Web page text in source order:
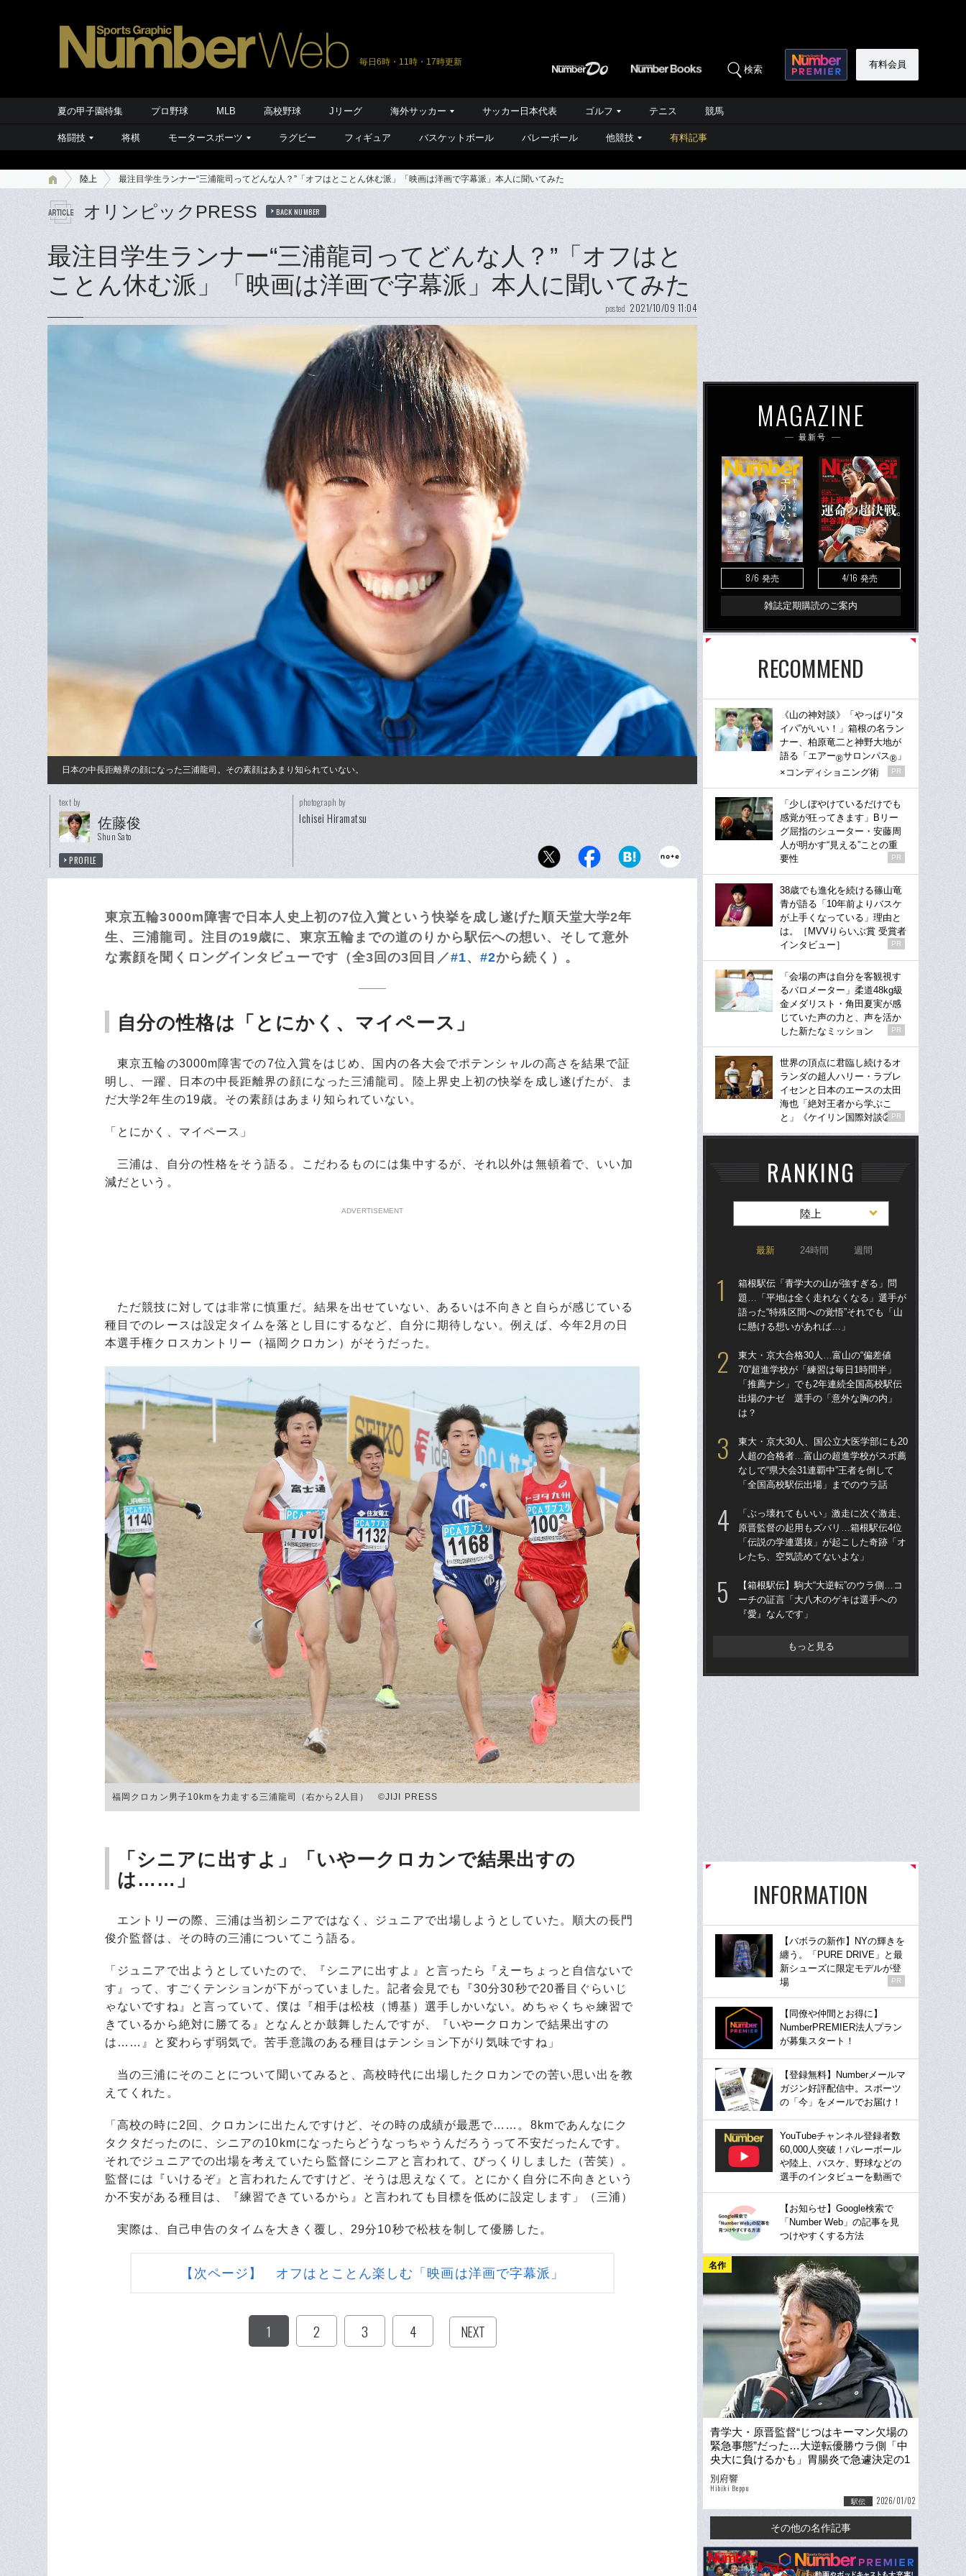
毎日6時・11時・17時更新
検索 有料会員
夏の甲子園特集 プロ野球 MLB 高校野球 Jリーグ 海外サッカー サッカー日本代表 ゴルフ テニス 競馬
格闘技 将棋 モータースポーツ ラグビー フィギュア バスケットボール バレーボール 他競技 有料記事
陸上 最注目学生ランナー“三浦龍司ってどんな人？”「オフはとことん休む派」「映画は洋画で字幕派」本人に聞いてみた
オリンピックPRESS BACK NUMBER
最注目学生ランナー“三浦龍司ってどんな人？”「オフはと
ことん休む派」「映画は洋画で字幕派」本人に聞いてみた
posted 2021/10/09 11:04
日本の中長距離界の顔になった三浦龍司。その素顔はあまり知られていない。
text by
佐藤俊
Shun Sato
PROFILE
photograph by
Ichisei Hiramatsu
東京五輪3000m障害で日本人史上初の7位入賞という快挙を成し遂げた順天堂大学2年
生、三浦龍司。注目の19歳に、東京五輪までの道のりから駅伝への想い、そして意外
な素顔を聞くロングインタビューです（全3回の3回目／#1、 #2から続く）。
自分の性格は「とにかく、マイペース」
東京五輪の3000m障害での7位入賞をはじめ、国内の各大会でポテンシャルの高さを結果で証
明し、一躍、日本の中長距離界の顔になった三浦龍司。陸上界史上初の快挙を成し遂げたが、ま
だ大学2年生の19歳。その素顔はあまり知られていない。
「とにかく、マイペース」
三浦は、自分の性格をそう語る。こだわるものには集中するが、それ以外は無頓着で、いい加
減だという。
ADVERTISEMENT
ただ競技に対しては非常に慎重だ。結果を出せていない、あるいは不向きと自らが感じている
種目でのレースは設定タイムを落とし目にするなど、自分に期待しない。例えば、今年2月の日
本選手権クロスカントリー（福岡クロカン）がそうだった。
福岡クロカン男子10kmを力走する三浦龍司（右から2人目） ©JIJI PRESS
「シニアに出すよ」「いやークロカンで結果出すの
は……」
エントリーの際、三浦は当初シニアではなく、ジュニアで出場しようとしていた。順大の長門
俊介監督は、その時の三浦についてこう語る。
「ジュニアで出ようとしていたので、『シニアに出すよ』と言ったら『えーちょっと自信ないで
す』って、すごくテンションが下がっていました。記者会見でも『30分30秒で20番目ぐらいじ
ゃないですね』と言っていて、僕は『相手は松枝（博基）選手しかいない。めちゃくちゃ練習で
きているから絶対に勝てる』となんとか鼓舞したんですが、『いやークロカンで結果出すの
は……』と変わらず弱気で。苦手意識のある種目はテンション下がり気味ですね」
当の三浦にそのことについて聞いてみると、高校時代に出場したクロカンでの苦い思い出を教
えてくれた。
「高校の時に2回、クロカンに出たんですけど、その時の成績が最悪で……。8kmであんなにク
タクタだったのに、シニアの10kmになったらどうなっちゃうんだろうって不安だったんです。
それでジュニアでの出場を考えていたら監督にシニアと言われて、びっくりしました（苦笑）。
監督には『いけるぞ』と言われたんですけど、そうは思えなくて。とにかく自分に不向きという
か不安がある種目は、『練習できているから』と言われても目標を低めに設定します」（三浦）
実際は、自己申告のタイムを大きく覆し、29分10秒で松枝を制して優勝した。
【次ページ】 オフはとことん楽しむ「映画は洋画で字幕派」
1 2 3 4 NEXT
MAGAZINE
最新号
8/6 発売 4/16 発売
雑誌定期購読のご案内
RECOMMEND
《山の神対談》「やっぱり“タ
イパ”がいい！」箱根の名ラン
ナー、柏原竜二と神野大地が
語る「エアー®サロンパス® 」
×コンディショニング術
PR
「少しぼやけているだけでも
感覚が狂ってきます」Bリー
グ屈指のシューター・安藤周
人が明かす“見える”ことの重
要性
PR
38歳でも進化を続ける篠山竜
青が語る「10年前よりバスケ
が上手くなっている」理由と
は。［MVVりらいぶ賞 受賞者
インタビュー］
PR
「会場の声は自分を客観視す
るバロメーター」柔道48kg級
金メダリスト・角田夏実が感
じていた声の力と、声を活か
した新たなミッション
PR
世界の頂点に君臨し続けるオ
ランダの超人ハリー・ラブレ
イセンと日本のエースの太田
海也「絶対王者から学ぶこ
と」《ケイリン国際対談②》
PR
RANKING
陸上
最新 24時間 週間
箱根駅伝「青学大の山が強すぎる」問
題…「平地は全く走れなくなる」選手が
語った“特殊区間への覚悟”それでも「山
に懸ける想いがあれば…」
東大・京大合格30人…富山の“偏差値
70”超進学校が「練習は毎日1時間半」
「推薦ナシ」でも2年連続全国高校駅伝
出場のナゼ 選手の「意外な胸の内」
は？
東大・京大30人、国公立大医学部にも20
人超の合格者…富山の超進学校がスポ薦
なしで“県大会31連覇中”王者を倒して
「全国高校駅伝出場」までのウラ話
「ぶっ壊れてもいい」激走に次ぐ激走、
原晋監督の起用もズバリ…箱根駅伝4位
「伝説の学連選抜」が起こした奇跡「オ
レたち、空気読めてないよな」
【箱根駅伝】駒大“大逆転”のウラ側…コ
ーチの証言「大八木のゲキは選手への
『愛』なんです」
もっと見る
INFORMATION
【バボラの新作】NYの輝きを
纏う。「PURE DRIVE」と最
新シューズに限定モデルが登
場
PR
【同僚や仲間とお得に】
NumberPREMIER法人プラン
が募集スタート！
【登録無料】Numberメールマ
ガジン好評配信中。スポーツ
の「今」をメールでお届け！
YouTubeチャンネル登録者数
60,000人突破！バレーボール
や陸上、バスケ、野球などの
選手のインタビューを動画で
【お知らせ】Google検索で
「Number Web」の記事を見
つけやすくする方法
名作
青学大・原晋監督“じつはキーマン欠場の
緊急事態”だった…大逆転優勝ウラ側「中
央大に負けるかも」胃腸炎で急遽決定の1
区16位も…黒田朝日の衝撃
別府響
Hibiki Beppu
駅伝 2026/01/02
その他の名作記事